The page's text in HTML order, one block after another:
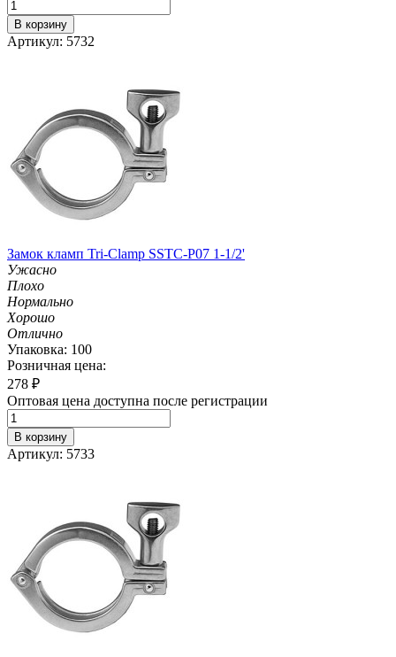
В корзину
Артикул: 5732
Замок кламп Tri-Clamp SSTC-P07 1-1/2'
Ужасно
Плохо
Нормально
Хорошо
Отлично
Упаковка: 100
Розничная цена:
278 ₽
Оптовая цена доступна после регистрации
В корзину
Артикул: 5733